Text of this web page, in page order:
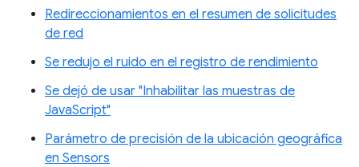
Redireccionamientos en el resumen de solicitudes
de red
Se redujo el ruido en el registro de rendimiento
Se dejó de usar "Inhabilitar las muestras de
JavaScript"
Parámetro de precisión de la ubicación geográfica
en Sensors